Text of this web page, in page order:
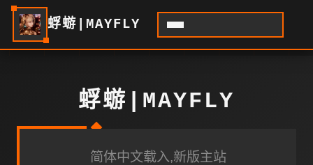
蜉蝣|MAYFLY
蜉蝣|MAYFLY
简体中文载入,新版主站